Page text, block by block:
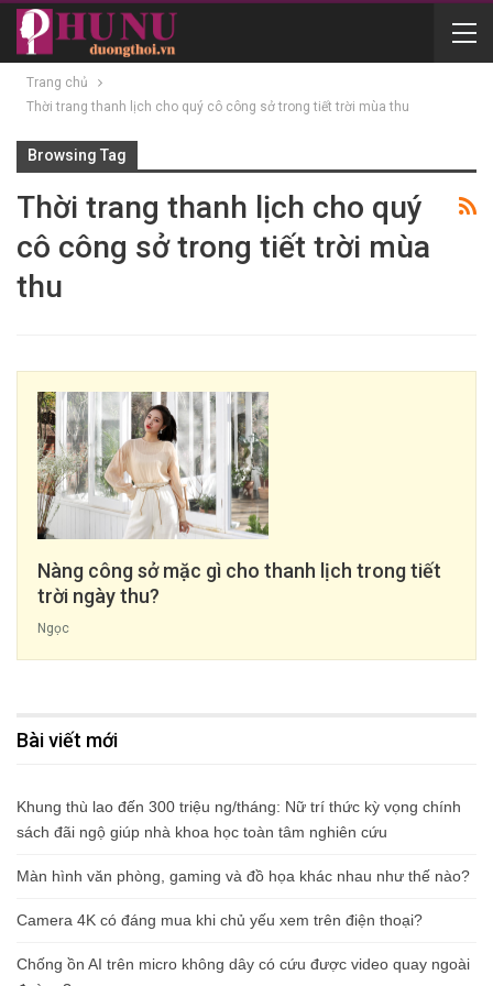
Trang chủ
Thời trang thanh lịch cho quý cô công sở trong tiết trời mùa thu
Browsing Tag
Thời trang thanh lịch cho quý
cô công sở trong tiết trời mùa
thu
Nàng công sở mặc gì cho thanh lịch trong tiết
trời ngày thu?
Ngọc
Bài viết mới
Khung thù lao đến 300 triệu ng/tháng: Nữ trí thức kỳ vọng chính
sách đãi ngộ giúp nhà khoa học toàn tâm nghiên cứu
Màn hình văn phòng, gaming và đồ họa khác nhau như thế nào?
Camera 4K có đáng mua khi chủ yếu xem trên điện thoại?
Chống ồn AI trên micro không dây có cứu được video quay ngoài